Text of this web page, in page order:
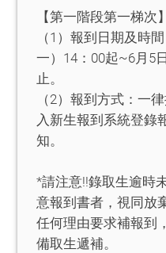
【第一階段第一梯次
（1）報到日期及時
一）14：00起~6月5
止。
（2）報到方式：一
入新生報到系統登錄
知。
*請注意!!錄取生逾時
意報到書者，視同放
任何理由要求補報到
備取生遞補。